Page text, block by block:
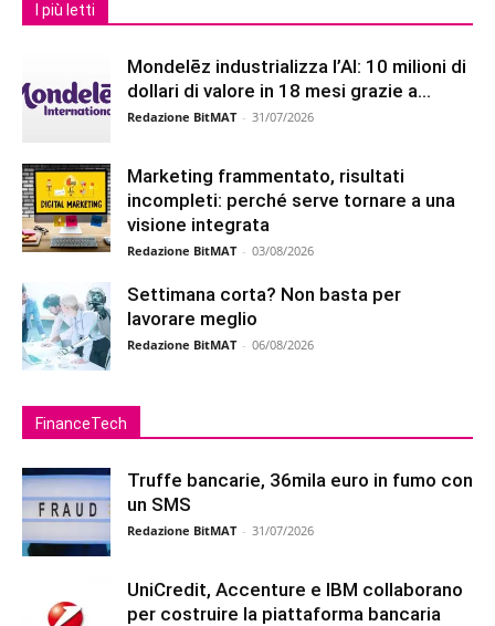
I più letti
Mondelēz industrializza l’AI: 10 milioni di
dollari di valore in 18 mesi grazie a...
Redazione BitMAT - 31/07/2026
Marketing frammentato, risultati
incompleti: perché serve tornare a una
visione integrata
Redazione BitMAT - 03/08/2026
Settimana corta? Non basta per
lavorare meglio
Redazione BitMAT - 06/08/2026
FinanceTech
Truffe bancarie, 36mila euro in fumo con
un SMS
Redazione BitMAT - 31/07/2026
UniCredit, Accenture e IBM collaborano
per costruire la piattaforma bancaria